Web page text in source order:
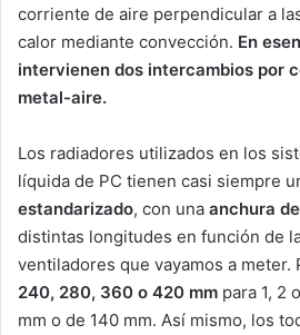
corriente de aire perpendicular a
calor mediante convección. En
intervienen dos intercambios por
metal-aire.
Los radiadores utilizados en los
líquida de PC tienen casi siempre
estandarizado, con una anchura
distintas longitudes en función de
ventiladores que vayamos a meter.
240, 280, 360 o 420 mm para 1, 2
mm o de 140 mm. Así mismo, los